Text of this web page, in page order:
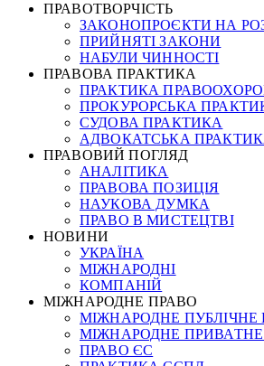
ПРАВОТВОРЧІСТЬ
ЗАКОНОПРОЄКТИ НА
ПРИЙНЯТІ ЗАКОНИ
НАБУЛИ ЧИННОСТІ
ПРАВОВА ПРАКТИКА
ПРАКТИКА
ПРОКУРОРСЬКА
СУДОВА ПРАКТИКА
АДВОКАТСЬКА
ПРАВОВИЙ ПОГЛЯД
АНАЛІТИКА
ПРАВОВА ПОЗИЦІЯ
НАУКОВА ДУМКА
ПРАВО В МИСТЕЦТВІ
НОВИНИ
УКРАЇНА
МІЖНАРОДНІ
КОМПАНІЙ
МІЖНАРОДНЕ ПРАВО
МІЖНАРОДНЕ ПУБЛІЧНЕ
МІЖНАРОДНЕ
ПРАВО ЄС